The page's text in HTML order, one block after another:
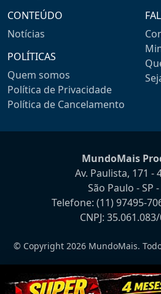
CONTEÚDO
Notícias
POLÍTICAS
Quem somos
Política de Privacidade
Política de Cancelamento
MundoMais
Av. Paulista, 171 -
São Paulo - SP
Telefone: (11) 97495-
CNPJ:
© Copyright 2026 MundoMais.